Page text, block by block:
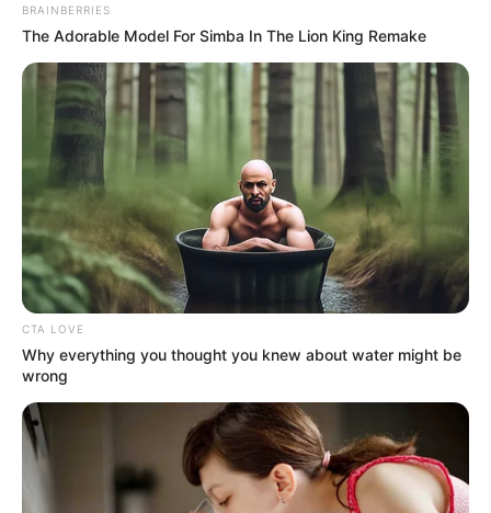
เคล็ดลับเสริมดวง วัน
อาทิตย์ ที่ 22 มกราคม
2566
เคล็ดลับเสริมดวง วันอาทิตย์ ที่ 22 มกราคม 2566 แนะนำว่าวันนี้
ท่านต้องแก้เคล็ดเสริมดวงด้วยการทำบุญโลงศพ หรือผ้าห่อศพ เพื่อ
ปัดเป่าสิ่งไม่ดี ใครทำบุญโลงศพกับมูลนิธิจะมีใบอนุโมทนาบุญ อย่า
ลืมเผาส่งบุญ อุทิศให้เจ้ากรรมนายเวรด้วย
Home/
ดูดวง
แบ่งปัน
BRAINBERRIES
The Adorable Model For Simba In The Lion King Remake
CTA LOVE
Why everything you thought you knew about water might be
wrong